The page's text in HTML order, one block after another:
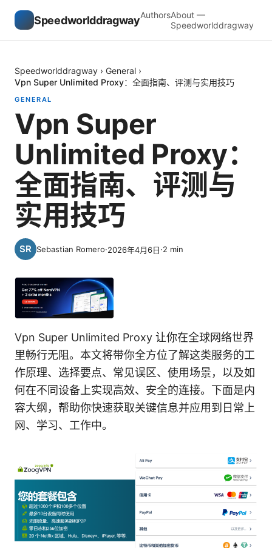
SpeedworlddragwayAuthorsAbout —
Speedworlddragway
Speedworlddragway › General ›
Vpn Super Unlimited Proxy：全面指南、评测与实用技巧
GENERAL
Vpn Super
Unlimited Proxy：
全面指南、评测与
实用技巧
Sebastian Romero·2026年4月6日·2 min
Vpn Super Unlimited Proxy 让你在全球网络世界
里畅行无阻。本文将带你全方位了解这类服务的工
作原理、选择要点、常见误区、使用场景，以及如
何在不同设备上实现高效、安全的连接。下面是内
容大纲，帮助你快速获取关键信息并应用到日常上
网、学习、工作中。